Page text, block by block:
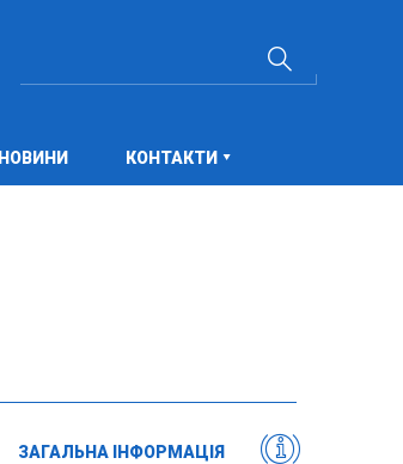
НОВИНИ КОНТАКТИ
ЗАГАЛЬНА ІНФОРМАЦІЯ